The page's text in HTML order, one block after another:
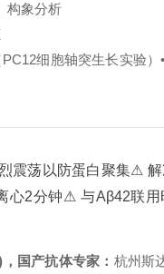
构象分析
细胞轴突生长实验）
震荡以防蛋白聚集⚠ 解
心2分钟⚠ 与Aβ42联用
国产抗体专家： 杭州斯